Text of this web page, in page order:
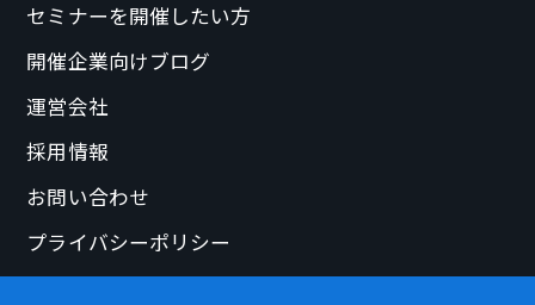
セミナーを開催したい方
開催企業向けブログ
運営会社
採用情報
お問い合わせ
プライバシーポリシー